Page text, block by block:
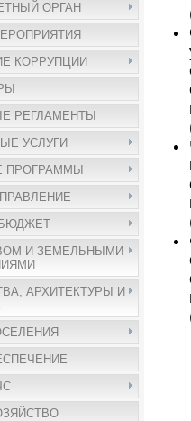
ОРГАН
КОРРУПЦИИ
РЕГЛАМЕНТЫ
УСЛУГИ
ПРОГРАММЫ
И ЗЕМЕЛЬНЫМИ
АРХИТЕКТУРЫ И